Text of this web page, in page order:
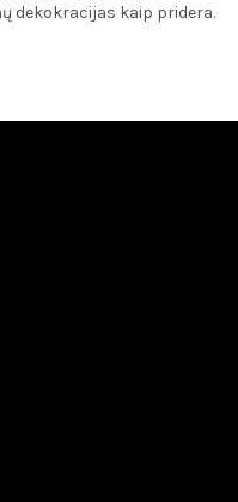
dekokracijas kaip pridera.